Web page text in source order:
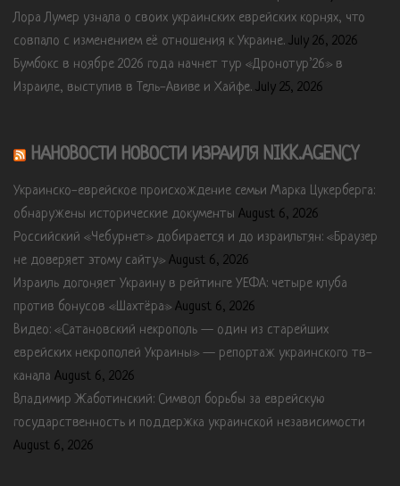
Лора Лумер узнала о своих украинских еврейских корнях, что
совпало с изменением её отношения к Украине. July 26, 2026
Бумбокс в ноябре 2026 года начнет тур «Дронотур’26» в
Израиле, выступив в Тель-Авиве и Хайфе. July 25, 2026
НАНОВОСТИ НОВОСТИ ИЗРАИЛЯ NIKK.AGENCY
Украинско-еврейское происхождение семьи Марка Цукерберга:
обнаружены исторические документы August 6, 2026
Российский «Чебурнет» добирается и до израильтян: «Браузер
не доверяет этому сайту» August 6, 2026
Израиль догоняет Украину в рейтинге УЕФА: четыре клуба
против бонусов «Шахтёра» August 6, 2026
Видео: «Сатановский некрополь — один из старейших
еврейских некрополей Украины» — репортаж украинского тв-
канала August 6, 2026
Владимир Жаботинский: Символ борьбы за еврейскую
государственность и поддержка украинской независимости
August 6, 2026